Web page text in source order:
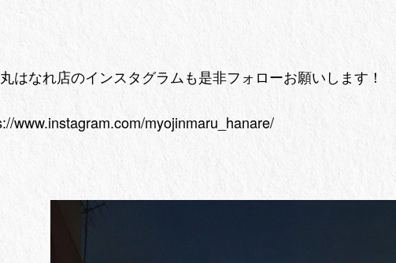
はなれ店のインスタグラムも是非フォローお願いします！
www.instagram.com/myojinmaru_hanare/